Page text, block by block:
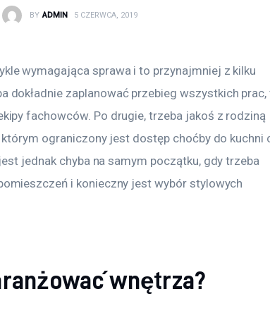
BY ADMIN 5 CZERWCA, 2019
wymagająca sprawa i to przynajmniej z kilku
dokładnie zaplanować przebieg wszystkich prac,
fachowców. Po drugie, trzeba jakoś z rodziną
ograniczony jest dostęp choćby do kuchni
jednak chyba na samym początku, gdy trzeba
i konieczny jest wybór stylowych
wnętrza?